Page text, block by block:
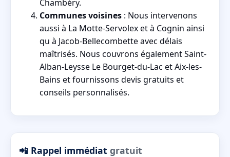
Chambéry.
Communes voisines : Nous intervenons
aussi à La Motte-Servolex et à Cognin ainsi
qu à Jacob-Bellecombette avec délais
maîtrisés. Nous couvrons également Saint-
Alban-Leysse Le Bourget-du-Lac et Aix-les-
Bains et fournissons devis gratuits et
conseils personnalisés.
📲 Rappel immédiat gratuit